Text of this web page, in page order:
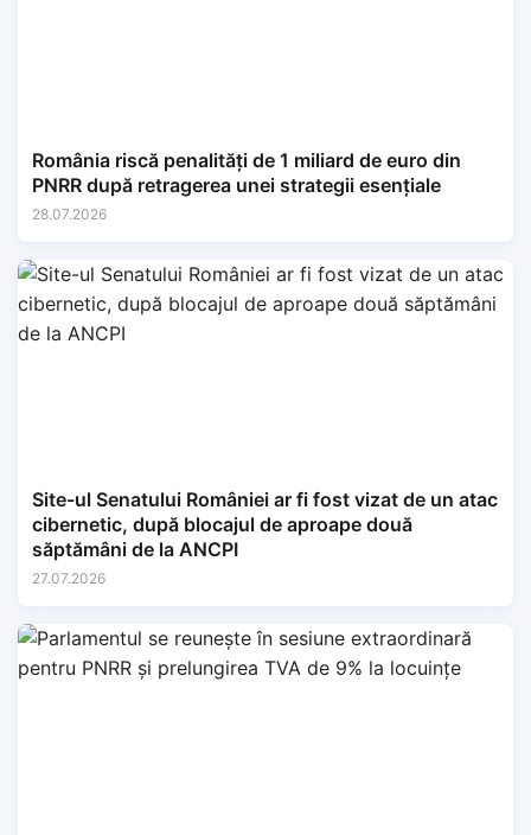
România riscă penalități de 1 miliard de euro din
PNRR după retragerea unei strategii esențiale
28.07.2026
Site-ul Senatului României ar fi fost vizat de un atac
cibernetic, după blocajul de aproape două
săptămâni de la ANCPI
27.07.2026